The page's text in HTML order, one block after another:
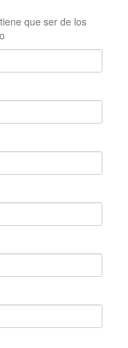
que ser de los